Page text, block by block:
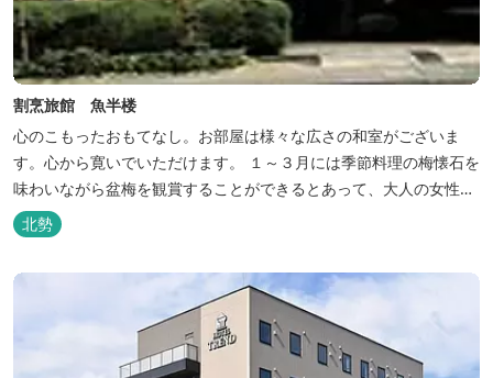
割烹旅館 魚半楼
心のこもったおもてなし。お部屋は様々な広さの和室がございま
す。心から寛いでいただけます。 １～３月には季節料理の梅懐石を
味わいながら盆梅を観賞することができるとあって、大人の女性に
も人気です。
北勢